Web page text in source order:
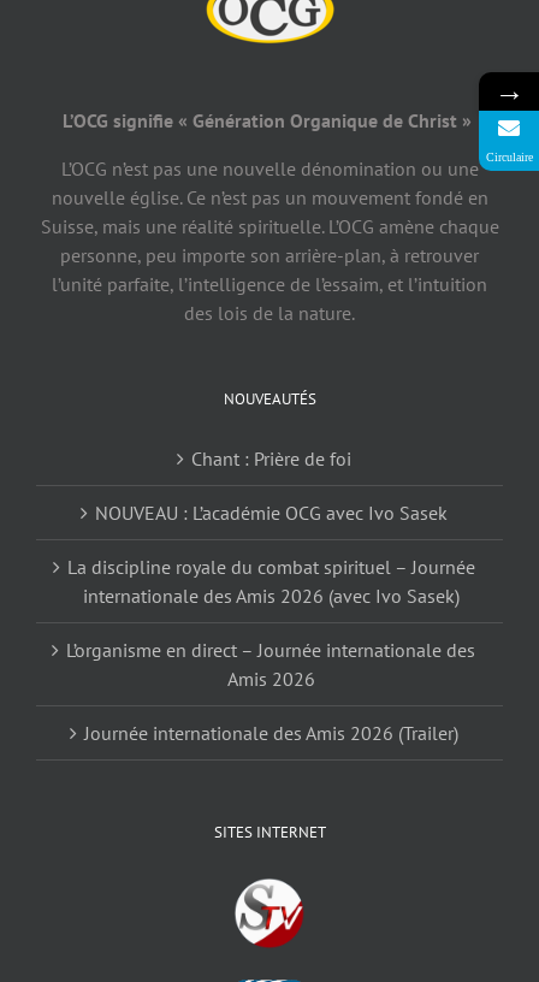
L’OCG signifie « Génération Organique de Christ »
L’OCG n’est pas une nouvelle dénomination ou une
nouvelle église. Ce n’est pas un mouvement fondé en
Suisse, mais une réalité spirituelle. L’OCG amène chaque
personne, peu importe son arrière-plan, à retrouver
l’unité parfaite, l’intelligence de l’essaim, et l’intuition
des lois de la nature.
NOUVEAUTÉS
Chant : Prière de foi
NOUVEAU : L’académie OCG avec Ivo Sasek
La discipline royale du combat spirituel – Journée
internationale des Amis 2026 (avec Ivo Sasek)
L’organisme en direct – Journée internationale des
Amis 2026
Journée internationale des Amis 2026 (Trailer)
SITES INTERNET
→
Circulaire